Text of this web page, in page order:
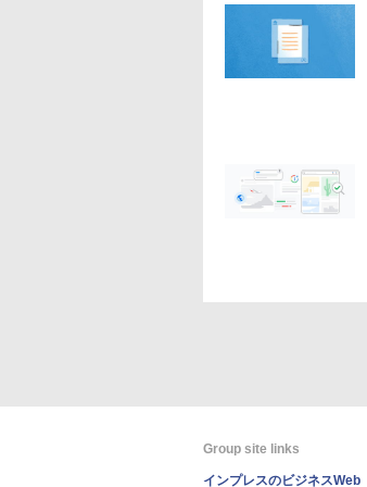
Group site links
インプレスのビジネスWeb